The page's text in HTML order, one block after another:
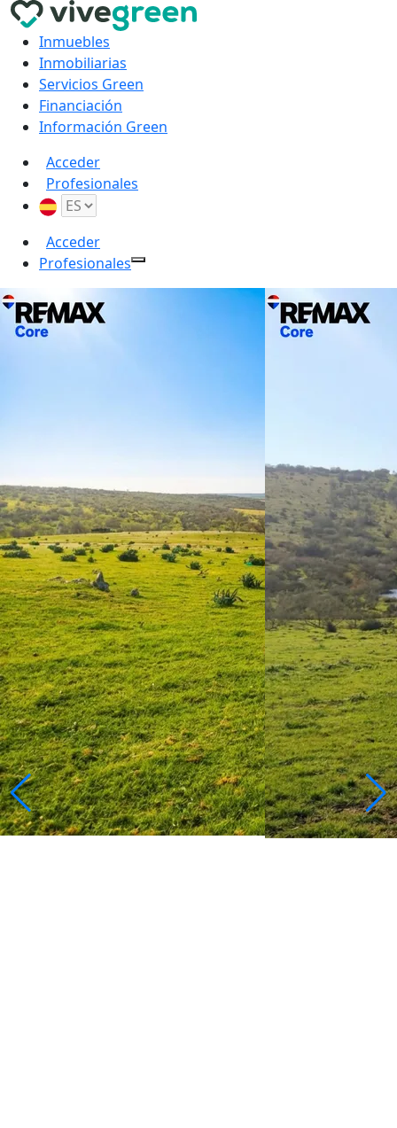
Inmuebles
Inmobiliarias
Servicios Green
Financiación
Información Green
Acceder
Profesionales
Acceder
Profesionales